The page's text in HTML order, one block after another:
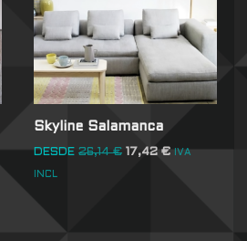
Skyline Salamanca
DESDE 26,14€ 17,42€ IVA
INCL